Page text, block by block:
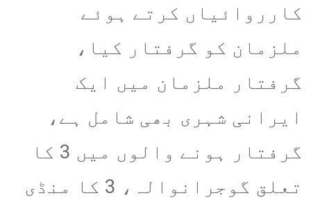
کارروائیاں کرتے ہوئے
ملزمان کو گرفتار کیا،
گرفتار ملزمان میں ایک
ایرانی شہری بھی شامل ہے،
گرفتار ہونے والوں میں 3 کا
تعلق گوجرانوالہ، 3 کا منڈی